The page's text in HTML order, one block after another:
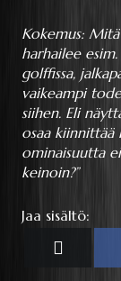
Kokemus:
harhailee
golffissa,
vaikeampi
siihen. Eli
osaa kiinnittää
ominaisuutta
keinoin?”
Jaa sisältö: